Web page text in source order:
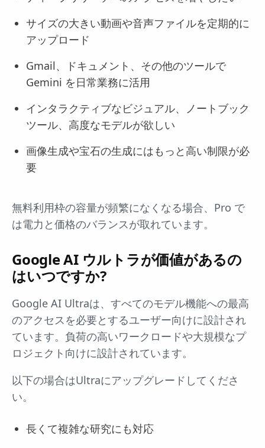
サイズの大きい動画や音声ファイルを定期的に
アップロード
Gmail、ドキュメント、その他のツールで
Gemini を日常業務に活用
インタラクティブなビジュアル、ノートブック
ツール、高度なモデルが欲しい
画像生成や宝石の生成にはもっと高い制限が必
要
無料利用枠の容量が頻繁になくなる場合、Pro で
は電力と価格のバランスが取れています。
Google AI ウルトラが価値があるの
はいつですか?
Google AI Ultraは、すべてのモデル機能への最高
のアクセスを必要とするユーザー向けに設計され
ています。負荷の高いワークロードや大規模なプ
ロジェクト向けに設計されています。
以下の場合はUltraにアップグレードしてくださ
い。
長くて複雑な研究にも対応